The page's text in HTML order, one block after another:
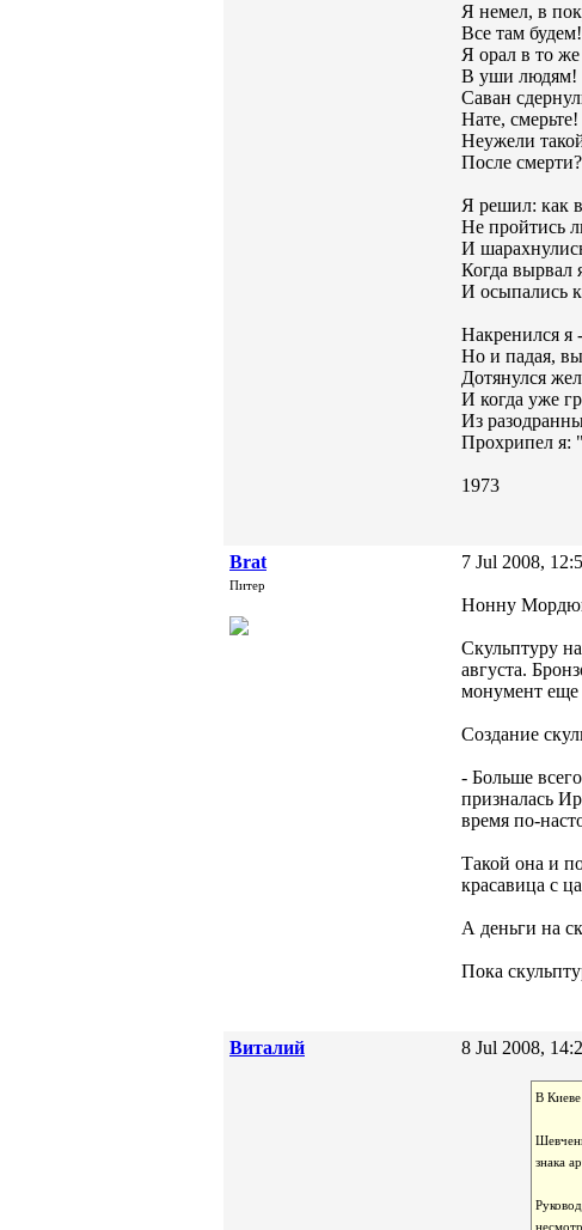
Я немел, в
Все там будем!
Я орал в то
В уши людям!
Саван
Нате, смерьте!
Неужели
После смерти?
Я решил: как
Не пройтись
И
Когда вырвал
И осыпались
Накренился я
Но и падая,
Дотянулся
И когда уже
Из
Прохрипел я:
1973
Brat
Питер
7 Jul 2008,
Нонну
Скульптуру
августа.
монумент еще
Создание
- Больше
призналась
время по-
Такой она и
красавица с
А деньги на
Пока
Виталий 8 Jul 2008,
В
знака